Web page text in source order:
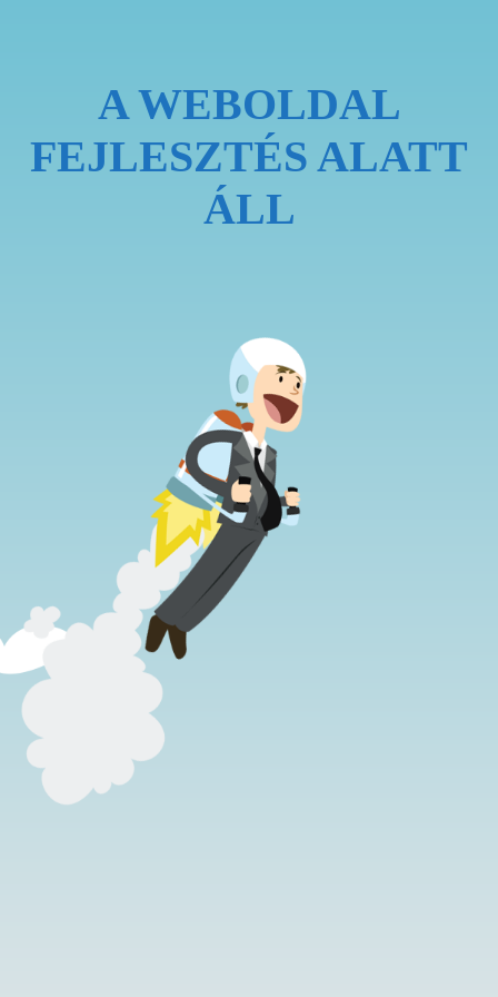
A WEBOLDAL
FEJLESZTÉS ALATT
ÁLL